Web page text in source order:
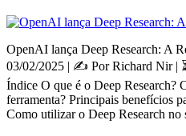
OpenAI lança Deep Research: A
03/02/2025 | ✍️ Por Richard Nir |
Índice O que é o Deep Research?
ferramenta? Principais benefícios
Como utilizar o Deep Research